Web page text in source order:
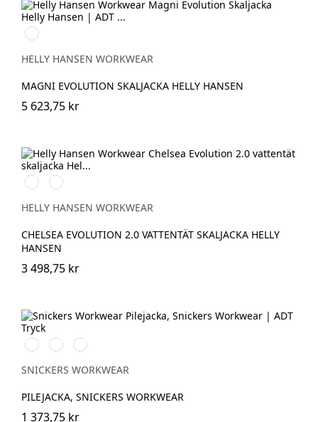
990
BLACK
HELLY HANSEN WORKWEAR
MAGNI EVOLUTION SKALJACKA HELLY HANSEN
5 623,75 kr
990
BLACK
993
BLACK
HELLY HANSEN WORKWEAR
CHELSEA EVOLUTION 2.0 VATTENTÄT SKALJACKA HELLY
HANSEN
3 498,75 kr
Svart/Svart
Khakigrön/Svart
Light
Sand/Black
SNICKERS WORKWEAR
PILEJACKA, SNICKERS WORKWEAR
1 373,75 kr